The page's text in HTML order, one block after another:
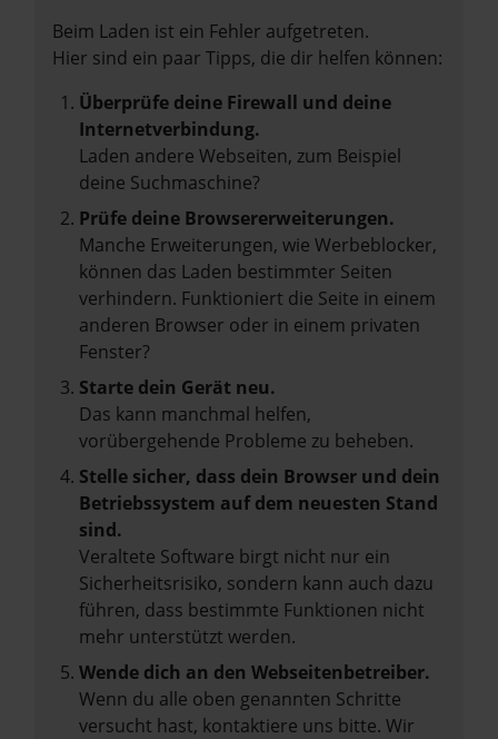
Beim Laden ist ein Fehler aufgetreten.
Hier sind ein paar Tipps, die dir helfen können:
Überprüfe deine Firewall und deine
Internetverbindung.
Laden andere Webseiten, zum Beispiel
deine Suchmaschine?
Prüfe deine Browsererweiterungen.
Manche Erweiterungen, wie Werbeblocker,
können das Laden bestimmter Seiten
verhindern. Funktioniert die Seite in einem
anderen Browser oder in einem privaten
Fenster?
Starte dein Gerät neu.
Das kann manchmal helfen,
vorübergehende Probleme zu beheben.
Stelle sicher, dass dein Browser und dein
Betriebssystem auf dem neuesten Stand
sind.
Veraltete Software birgt nicht nur ein
Sicherheitsrisiko, sondern kann auch dazu
führen, dass bestimmte Funktionen nicht
mehr unterstützt werden.
Wende dich an den Webseitenbetreiber.
Wenn du alle oben genannten Schritte
versucht hast, kontaktiere uns bitte. Wir